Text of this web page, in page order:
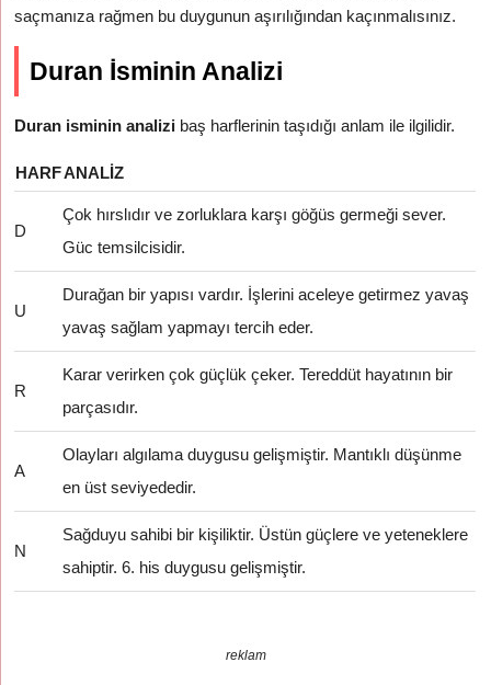
saçmanıza rağmen bu duygunun aşırılığından kaçınmalısınız.
Duran İsminin Analizi
Duran isminin analizi baş harflerinin taşıdığı anlam ile ilgilidir.
HARFANALIZ
D
Çok hırslıdır ve zorluklara karşı göğüs germeği sever.
Güc temsilcisidir.
U
Durağan bir yapısı vardır. İşlerini aceleye getirmez yavaş
yavaş sağlam yapmayı tercih eder.
R
Karar verirken çok güçlük çeker. Tereddüt hayatının bir
parçasıdır.
A
Olayları algılama duygusu gelişmiştir. Mantıklı düşünme
en üst seviyededir.
N
Sağduyu sahibi bir kişiliktir. Üstün güçlere ve yeteneklere
sahiptir. 6. his duygusu gelişmiştir.
reklam